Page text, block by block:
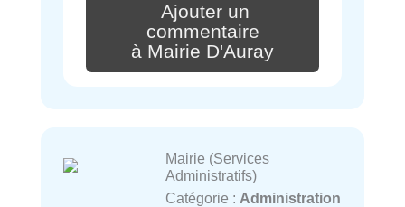
Ajouter un
commentaire
à Mairie D'Auray
Mairie (Services
Administratifs)
Catégorie : Administration